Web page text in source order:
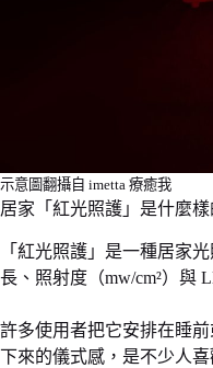
示意圖翻攝自 imetta 療癒我
居家「紅光照護」是什麼樣
「紅光照護」是一種居家
長、照射度（mw/cm²）與
許多使用者把它安排在睡
下來的儀式感，是不少人